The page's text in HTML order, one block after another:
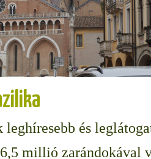
leghíresebb és
millió zarándokával